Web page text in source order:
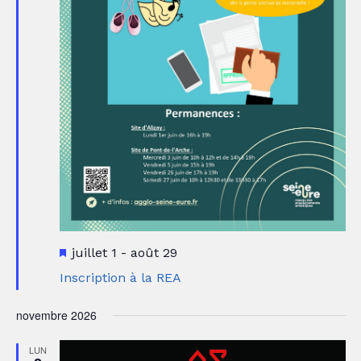
Inscription à la REA
Mis
avant
juillet 1 - août 29
novembre 2026
LUN